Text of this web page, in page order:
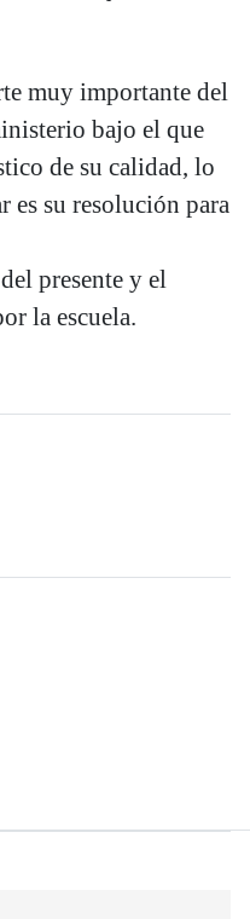
muy importante del
bajo el que
de su calidad, lo
es su resolución para
presente y el
la escuela.